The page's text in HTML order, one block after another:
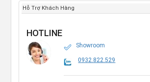
Hỗ Trợ Khách Hàng
HOTLINE
Showroom
0932.822.529